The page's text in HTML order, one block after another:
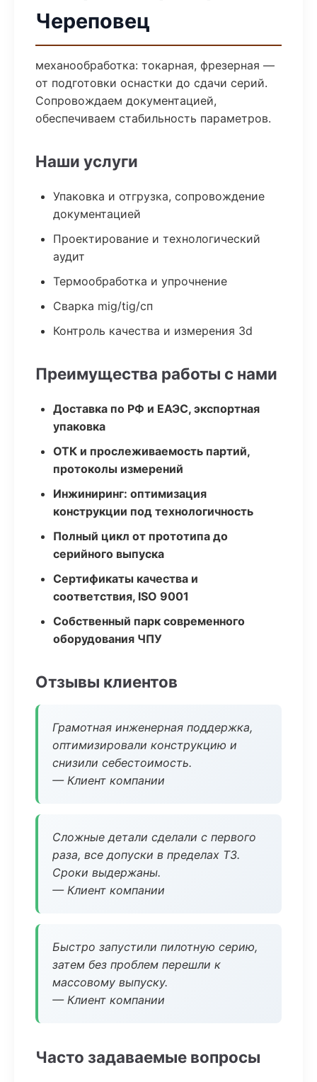
Череповец
механообработка: токарная, фрезерная —
от подготовки оснастки до сдачи серий.
Сопровождаем документацией,
обеспечиваем стабильность параметров.
Наши услуги
Упаковка и отгрузка, сопровождение
документацией
Проектирование и технологический
аудит
Термообработка и упрочнение
Сварка mig/tig/сп
Контроль качества и измерения 3d
Преимущества работы с нами
Доставка по РФ и ЕАЭС, экспортная
упаковка
ОТК и прослеживаемость партий,
протоколы измерений
Инжиниринг: оптимизация
конструкции под технологичность
Полный цикл от прототипа до
серийного выпуска
Сертификаты качества и
соответствия, ISO 9001
Собственный парк современного
оборудования ЧПУ
Отзывы клиентов
Грамотная инженерная поддержка,
оптимизировали конструкцию и
снизили себестоимость.
— Клиент компании
Сложные детали сделали с первого
раза, все допуски в пределах ТЗ.
Сроки выдержаны.
— Клиент компании
Быстро запустили пилотную серию,
затем без проблем перешли к
массовому выпуску.
— Клиент компании
Часто задаваемые вопросы